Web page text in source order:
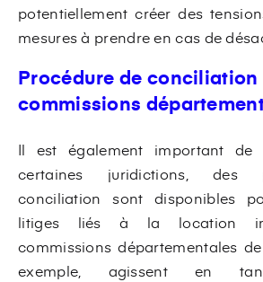
potentiellement créer des
mesures à prendre en cas de
Procédure de conciliation
commissions
Il est également important de
certaines juridictions, des
conciliation sont disponibles
litiges liés à la location
commissions départementales
exemple, agissent en